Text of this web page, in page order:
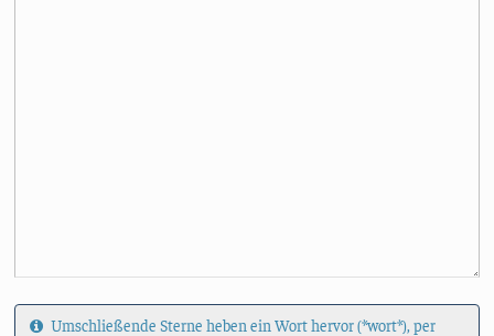
Umschließende Sterne heben ein Wort hervor (*wort*), per